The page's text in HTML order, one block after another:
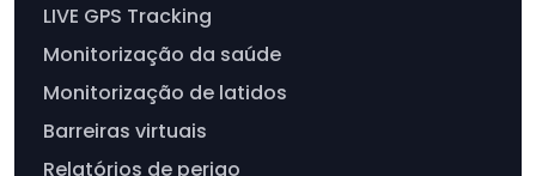
LIVE GPS Tracking
Monitorização da saúde
Monitorização de latidos
Barreiras virtuais
Relatórios de perigo